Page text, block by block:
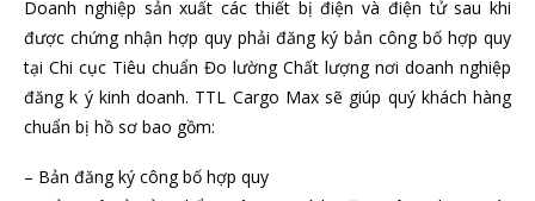
Doanh nghiệp sản xuất các thiết bị điện và điện tử sau khi
được chứng nhận hợp quy phải đăng ký bản công bố hợp quy
tại Chi cục Tiêu chuẩn Đo lường Chất lượng nơi doanh nghiệp
đăng k ý kinh doanh. TTL Cargo Max sẽ giúp quý khách hàng
chuẩn bị hồ sơ bao gồm:
– Bản đăng ký công bố hợp quy